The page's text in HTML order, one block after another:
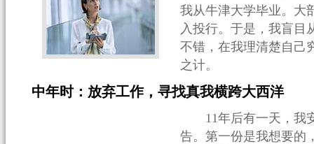
我从牛津大学毕业。大
入投行。于是，我盲目
不错，在我理清楚自己
之计。
中年时：放弃工作，寻找真我横跨大西洋
11年后有一天，我
告。第一份是我想要的